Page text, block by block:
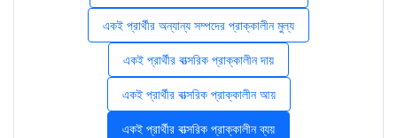
একই প্রার্থীর অন্যান্য সম্পদের প্রাক্কালীন মুল্য
একই প্রার্থীর বাত্সরিক প্রাক্কালীন দায়
একই প্রার্থীর বাত্সরিক প্রাক্কালীন আয়
একই প্রার্থীর বাত্সরিক প্রাক্কালীন ব্যয়